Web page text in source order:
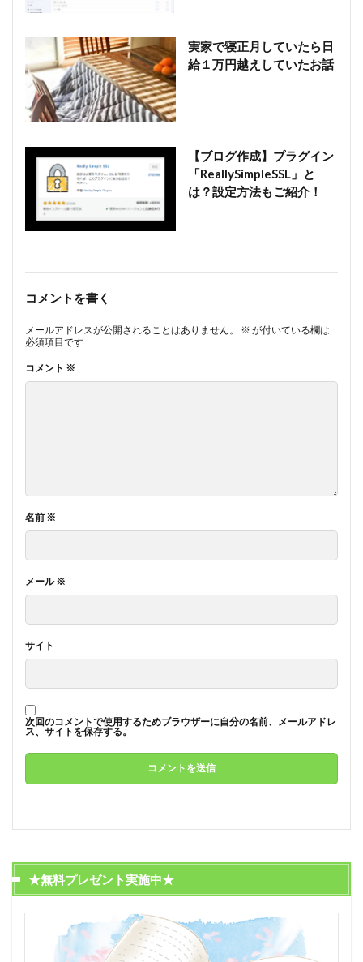
実家で寝正月していたら日
給１万円越えしていたお話
【ブログ作成】プラグイン
「ReallySimpleSSL」と
は？設定方法もご紹介！
コメントを書く
メールアドレスが公開されることはありません。 ※ が付いている欄は
必須項目です
コメント ※
名前 ※
メール※
サイト
次回のコメントで使用するためブラウザーに自分の名前、メールアドレ
ス、サイトを保存する。
★無料プレゼント実施中★